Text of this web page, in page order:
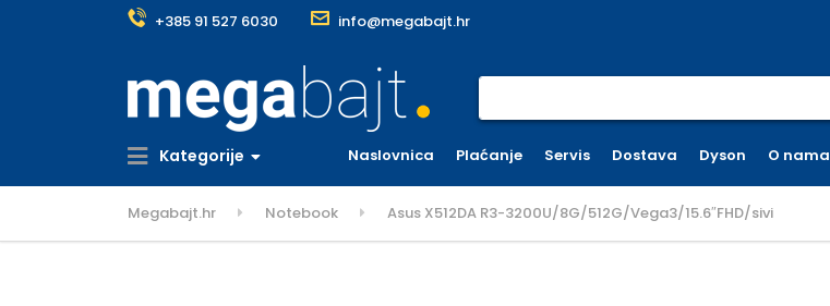
+385 91 527 6030 info@megabajt.hr
Kategorije Naslovnica Plaćanje Servis Dostava Dyson O nama
Megabajt.hr Notebook Asus X512DA R3-3200U/8G/512G/Vega3/15.6″FHD/sivi